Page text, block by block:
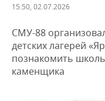
ДЕКЛАРАЦИИ О
КОРОЛИ
НОВОСТИ
ФИНАНСЫ
ПРОМЫШЛЕННОСТЬ
НОВОСТИ
НЕДВИЖИМОСТЬ
15:50, 02.07.2026
СМУ-88
детских лагерей
познакомить
каменщика